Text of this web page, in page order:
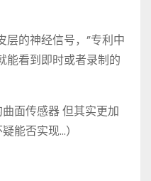
层的神经信号，”专利中
能看到即时或者录制的
面传感器 但其实更加
能否实现…）